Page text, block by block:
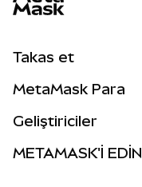
Takas et
Perps
RWA'lar
MetaMask Para
Geliştiriciler
METAMASK'İ EDİN